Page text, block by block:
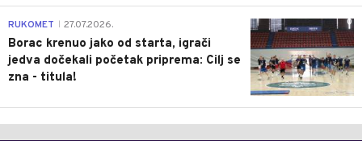
0
RUKOMET 27.07.2026.
Borac krenuo jako od starta, igrači
jedva dočekali početak priprema: Cilj se
zna - titula!